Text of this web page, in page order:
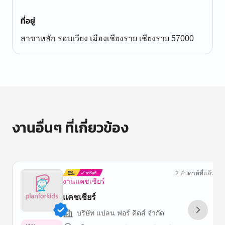
ที่อยู่
สาขาหลัก รอบเวียง เมืองเชียงราย เชียงราย 57000
งานอื่นๆ ที่เกี่ยวข้อง
งานแคชเชียร์
2 สัปดาห์ที่แล้ว
แคชเชียร์
บริษัท แปลน ฟอร์ คิดส์ จำกัด